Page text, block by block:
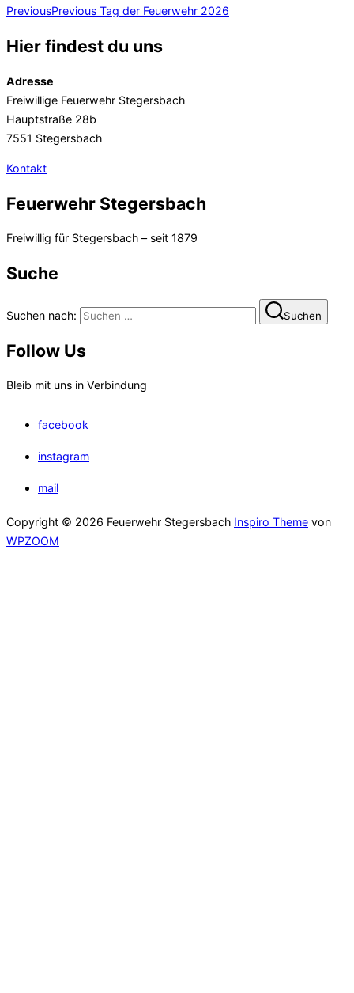
PreviousPrevious Tag der Feuerwehr 2026
Hier findest du uns
Adresse
Freiwillige Feuerwehr Stegersbach
Hauptstraße 28b
7551 Stegersbach
Kontakt
Feuerwehr Stegersbach
Freiwillig für Stegersbach – seit 1879
Suche
Suchen nach: Suchen
Follow Us
Bleib mit uns in Verbindung
facebook
instagram
mail
Copyright © 2026 Feuerwehr Stegersbach Inspiro Theme von
WPZOOM